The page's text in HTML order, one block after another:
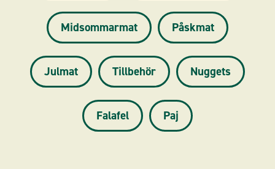
Midsommarmat Påskmat
Julmat Tillbehör Nuggets
Falafel Paj